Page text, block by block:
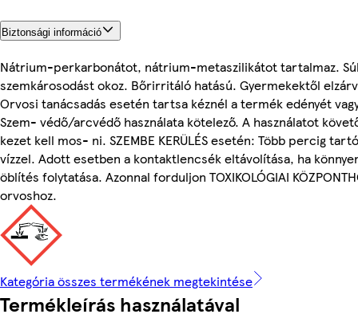
Biztonsági információ
Nátrium-perkarbonátot, nátrium-metaszilikátot tartalmaz.
szemkárosodást okoz. Bőrirritáló hatású. Gyermekektől
Orvosi tanácsadás esetén tartsa kéznél a termék edényét
Szem- védő/arcvédő használata kötelező. A használatot
kezet kell mos- ni. SZEMBE KERÜLÉS esetén: Több percig
vízzel. Adott esetben a kontaktlencsék eltávolítása, ha
öblítés folytatása. Azonnal forduljon TOXIKOLÓGIAI
orvoshoz.
Kategória összes termékének megtekintése
Termékleírás használatával